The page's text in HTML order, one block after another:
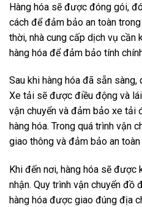
Hàng hóa sẽ được đóng gói,
cách để đảm bảo an toàn
thời, nhà cung cấp dịch vụ cần
hàng hóa để đảm bảo tính
Sau khi hàng hóa đã sẵn
Xe tải sẽ được điều động và
vận chuyển và đảm bảo xe tải
hàng hóa. Trong quá trình vận
giao thông và đảm bảo an toàn
Khi đến nơi, hàng hóa sẽ được
nhận. Quy trình vận chuyển
hàng hóa được giao đúng địa